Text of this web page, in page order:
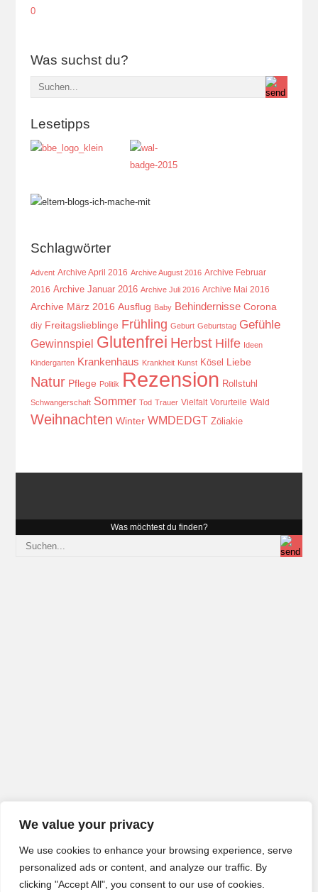
We value your privacy
We use cookies to enhance your browsing experience, serve
personalized ads or content, and analyze our traffic. By
clicking "Accept All", you consent to our use of cookies.
Was suchst du?
Lesetipps
Schlagwörter
Advent Archive April 2016 Archive August 2016 Archive Februar
2016 Archive Januar 2016 Archive Juli 2016 Archive Mai 2016
Archive März 2016 Ausflug Baby Behindernisse Corona
diy Freitagslieblinge Frühling Geburt Geburtstag Gefühle
Gewinnspiel Glutenfrei Herbst Hilfe Ideen
Kindergarten Krankenhaus Krankheit Kunst Kösel Liebe
Natur Pflege Politik Rezension Rollstuhl
Schwangerschaft Sommer Tod Trauer Vielfalt Vorurteile Wald
Weihnachten Winter WMDEDGT Zöliakie
Was möchtest du finden?